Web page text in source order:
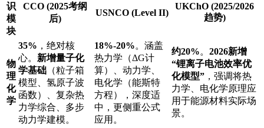
识
模
块
CCO (2025考纲
后)
USNCO (Level II)
UKChO (2025/2026
趋势)
物
理
化
学
35% ，绝对核
心。 新增量子化
学基础 （粒子箱
模型、氢原子波
函数）、复杂热
力学综合、多步
动力学建模。
18%-20%。涵盖
热力学（ΔG计
算）、动力学、
电化学（能斯特
方程），深度适
中，更侧重公式
应用。
约20%。 2026新增
“锂离子电池效率优
化模型” ，强调将热
力学、电化学原理应
用于能源材料实际场
景。